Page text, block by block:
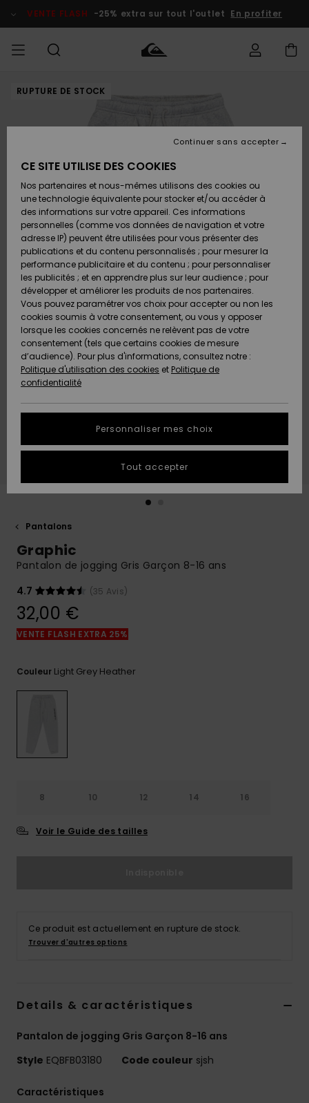
l'information
le
VENTE FLASH -25% extra sur tout l'outlet En profiter
HOMME Vêtements
Accessoires
Chaussures
& Tongs
Surf
Snow
Nouveautés
A
Découvrir
Vêtements
Accessoires
Chaussures
& Tongs
Surf
Snow
Nouveautés
A
Découvrir
FEMME
Shop
Nouveautés
A
Découvrir
Snow
SURF
Surf Shop
Enfant
Highlights
Communauté
SNOW
Snow
Snow
Shop
Enfant
Snow
Shop
Femme
A
Découvrir
Communauté
VENTE
FLASH
Outlet
Enfant
Outlet
Femme
Préférences
Langue Et
Région
Nederlands
AIDE &
CONTACT
Retours
Paiement
Carte
Cadeau
Quiksilver
Freedom
Protection
des données
Démarrez
pour obtenir
Démarrer
conversation
aux
fréquentes et
COLLECTION
CARTE
CADEAU
LISTE DE
SOUHAITS
RUPTURE DE STOCK
Pantalons
Graphic
Pantalon de jogging Gris Garçon 8-16 ans
4.7
(35 Avis)
32,00 €
VENTE FLASH EXTRA 25%
Couleur Light Grey Heather
8 10 12 14 16
Voir le Guide des tailles
Ce produit est actuellement en rupture de stock.
Trouver d'autres options
Details & caractéristiques
Pantalon de jogging Gris Garçon 8-16 ans
Style EQBFB03180 Code couleur sjsh
Caractéristiques
CE SITE UTILISE DES COOKIES
Nos partenaires et nous-mêmes utilisons des cookies ou
une technologie équivalente pour stocker et/ou accéder à
des informations sur votre appareil. Ces informations
personnelles (comme vos données de navigation et votre
adresse IP) peuvent être utilisées pour vous présenter des
publications et du contenu personnalisés ; pour mesurer la
performance publicitaire et du contenu ; pour personnaliser
les publicités ; et en apprendre plus sur leur audience ; pour
développer et améliorer les produits de nos partenaires.
Vous pouvez paramétrer vos choix pour accepter ou non les
cookies soumis à votre consentement, ou vous y opposer
lorsque les cookies concernés ne relèvent pas de votre
consentement (tels que certains cookies de mesure
d’audience). Pour plus d'informations, consultez notre :
Politique d'utilisation des cookies et Politique de
confidentialité
Personnaliser mes choix
Continuer sans accepter
Tout accepter